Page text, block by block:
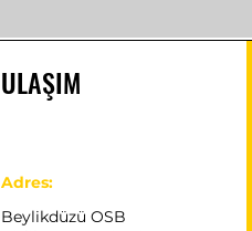
ULAŞIM
Adres:
Beylikdüzü OSB